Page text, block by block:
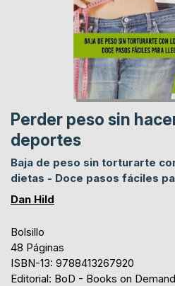
Perder peso sin
deportes
Baja de peso sin torturarte
dietas - Doce pasos fáciles
Dan Hild
Bolsillo
48 Páginas
ISBN-13: 9788413267920
Editorial: BoD - Books on Demand